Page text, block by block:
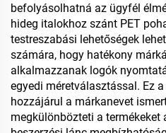
befolyásolhatná az ügyfél
hideg italokhoz szánt PET
testreszabási lehetőségek
számára, hogy hatékony
alkalmazzanak logók
egyedi méretválasztással. Ez
hozzájárul a márkanevet
megkülönbözteti a termékeket